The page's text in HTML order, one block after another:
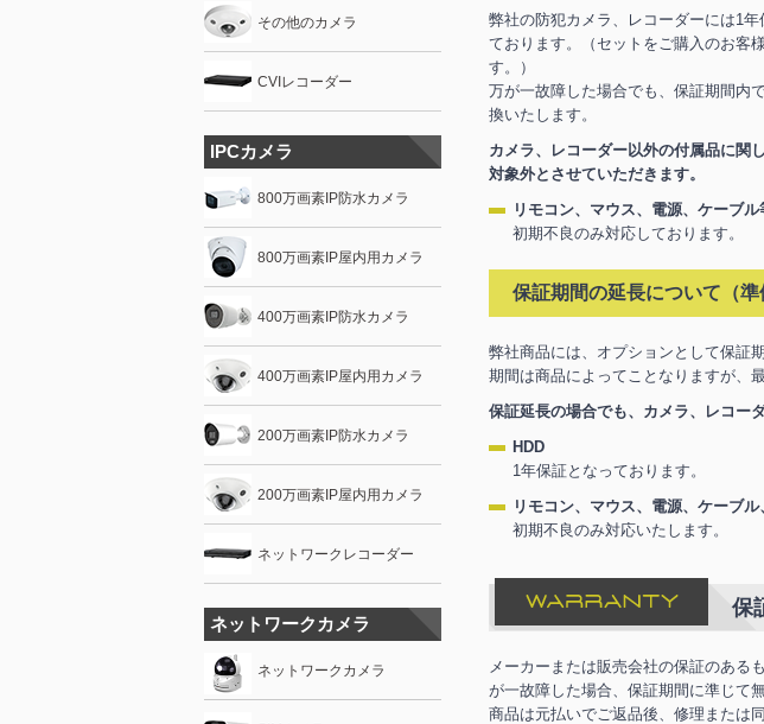
弊社の防犯カメラ、レコーダーには1
ております。（セットをご購入のお客
す。）
万が一故障した場合でも、保証期間内
換いたします。
カメラ、レコーダー以外の付属品に関
対象外とさせていただきます。
リモコン、マウス、電源、ケーブル
初期不良のみ対応しております。
保証期間の延長について（準
弊社商品には、オプションとして保証
期間は商品によってことなりますが、
保証延長の場合でも、カメラ、レコー
HDD
1年保証となっております。
リモコン、マウス、電源、ケーブ
初期不良のみ対応いたします。
保
メーカーまたは販売会社の保証のある
が一故障した場合、保証期間に準じて
商品は元払いでご返品後、修理または
その他のカメラ
CVIレコーダー
IPCカメラ
800万画素IP防水カメラ
800万画素IP屋内用カメラ
400万画素IP防水カメラ
400万画素IP屋内用カメラ
200万画素IP防水カメラ
200万画素IP屋内用カメラ
ネットワークレコーダー
ネットワークカメラ
ネットワークカメラ